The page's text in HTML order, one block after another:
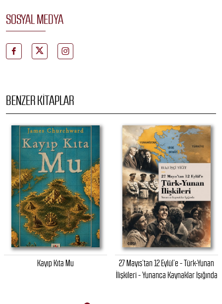
SOSYAL MEDYA
BENZER KITAPLAR
Kayıp Kıta Mu
27 Mayıs’tan 12 Eylül’e - Türk-Yunan
İlişkileri - Yunanca Kaynaklar Işığında